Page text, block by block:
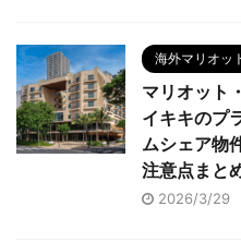
海外マリオッ
マリオット
イキキのプ
ムシェア物
注意点まと
2026/3/29